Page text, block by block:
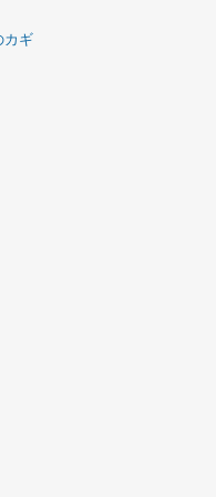
カギ